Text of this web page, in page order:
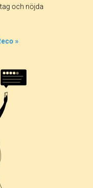
och nöjda
»